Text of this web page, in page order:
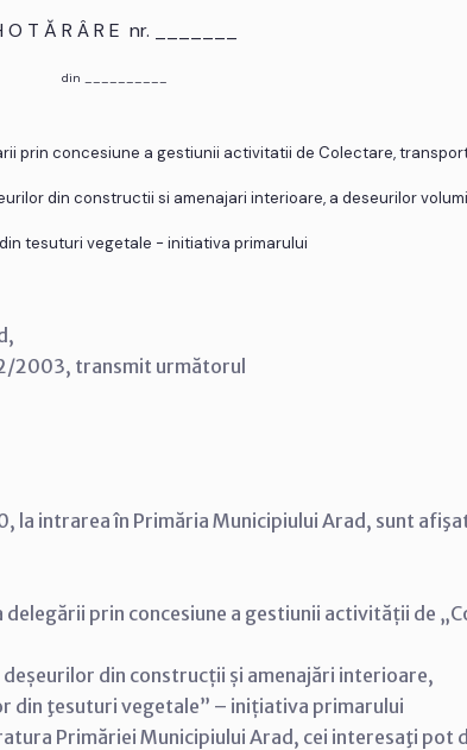
O T Ă R Â R E nr. _______
din __________
prin concesiune a gestiunii activitatii de Colectare,
din constructii si amenajari interioare, a deseurilor
tesuturi vegetale - initiativa primarului
2003, transmit următorul
la intrarea în Primăria Municipiului Arad, sunt
prin concesiune a gestiunii activității de
din construcții și amenajări interioare,
din ţesuturi vegetale” – inițiativa primarului
Primăriei Municipiului Arad, cei interesaţi pot